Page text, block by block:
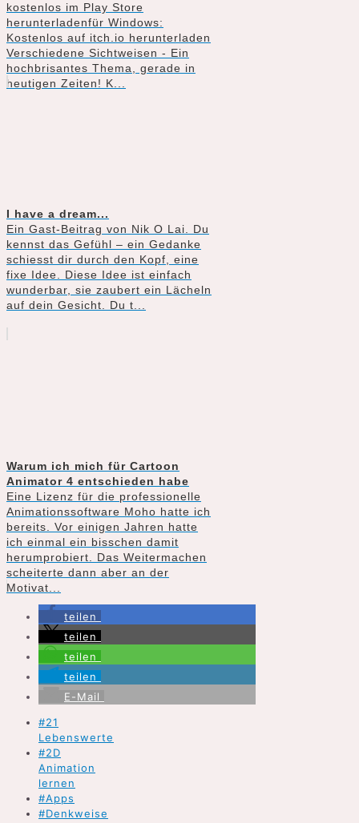
kostenlos im Play Store
herunterladenfür Windows:
Kostenlos auf itch.io herunterladen
Verschiedene Sichtweisen - Ein
hochbrisantes Thema, gerade in
heutigen Zeiten! K...
I have a dream...
Ein Gast-Beitrag von Nik O Lai. Du
kennst das Gefühl – ein Gedanke
schiesst dir durch den Kopf, eine
fixe Idee. Diese Idee ist einfach
wunderbar, sie zaubert ein Lächeln
auf dein Gesicht. Du t...
Warum ich mich für Cartoon
Animator 4 entschieden habe
Eine Lizenz für die professionelle
Animationssoftware Moho hatte ich
bereits. Vor einigen Jahren hatte
ich einmal ein bisschen damit
herumprobiert. Das Weitermachen
scheiterte dann aber an der
Motivat...
teilen
teilen
teilen
teilen
E-Mail
#21
Lebenswerte
#2D
Animation
lernen
#Apps
#Denkweise